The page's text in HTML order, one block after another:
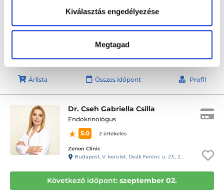
Kiválasztás engedélyezése
Megtagad
Mentaház Magánorvosi Központ
Székesfehérvár, Nagy László utca 1.
Következő időpont:augusztus 31.
Árlista Összes időpont Profil
Dr. Cseh Gabriella Csilla
Endokrinológus
5.0
2 értékelés
Zenon Clinic
Budapest, V. kerület, Deák Ferenc u. 23., 2. em.
Következő időpont: szeptember 02.